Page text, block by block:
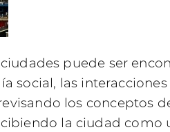
puede ser
social, las
los conceptos
la ciudad